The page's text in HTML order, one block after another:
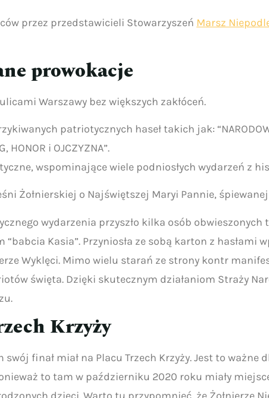
przez przedstawicieli Stowarzyszeń Marsz
prowokacje
Warszawy bez większych zakłóceń.
patriotycznych haseł takich jak:
HONOR i OJCZYZNA”.
wspominające wiele podniosłych wydarzeń z
Żołnierskiej o Najświętszej Maryi Pannie,
wydarzenia przyszło kilka osób obwieszonych
Kasia”. Przyniosła ze sobą karton z hasłami
Wyklęci. Mimo wielu starań ze strony kontr
święta. Dzięki skutecznym działaniom Straży
Krzyży
swój finał miał na Placu Trzech Krzyży. Jest to
to tam w październiku 2020 roku miały